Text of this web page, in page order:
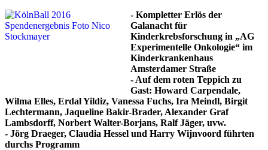
- Kompletter Erlös der
Galanacht für
Kinderkrebsforschung in „AG
Experimentelle Onkologie“ im
Kinderkrankenhaus
Amsterdamer Straße
- Auf dem roten Teppich zu
Gast: Howard Carpendale,
Wilma Elles, Erdal Yildiz, Vanessa Fuchs, Ira Meindl, Birgit
Lechtermann, Jaqueline Bakir-Brader, Alexander Graf
Lambsdorff, Norbert Walter-Borjans, Ralf Jäger, uvw.
- Jörg Draeger, Claudia Hessel und Harry Wijnvoord führten
durchs Programm